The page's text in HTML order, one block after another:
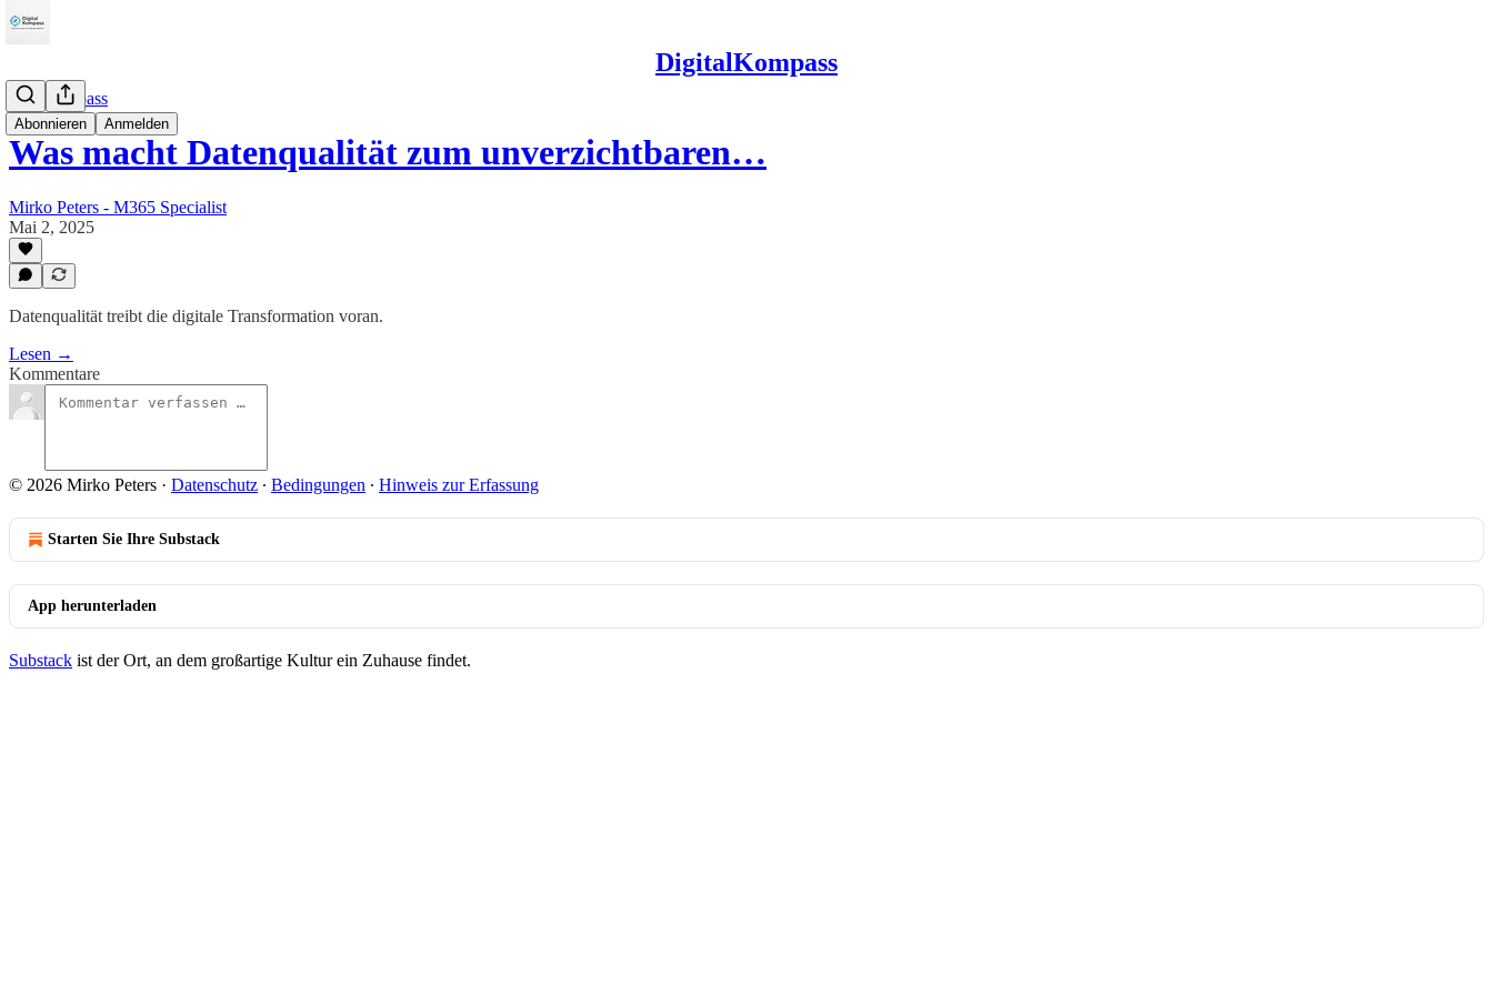
DigitalKompass
Abonnieren Anmelden
DataKompass
Was macht Datenqualität zum unverzichtbaren…
Mirko Peters - M365 Specialist
Mai 2, 2025
Datenqualität treibt die digitale Transformation voran.
Lesen →
Kommentare
© 2026 Mirko Peters · Datenschutz ∙ Bedingungen ∙ Hinweis zur Erfassung
Starten Sie Ihre Substack
App herunterladen
Substack ist der Ort, an dem großartige Kultur ein Zuhause findet.